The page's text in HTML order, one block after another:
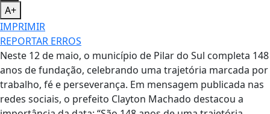
A+
IMPRIMIR
REPORTAR ERROS
Neste 12 de maio, o município de Pilar do Sul completa 148
anos de fundação, celebrando uma trajetória marcada por
trabalho, fé e perseverança. Em mensagem publicada nas
redes sociais, o prefeito Clayton Machado destacou a